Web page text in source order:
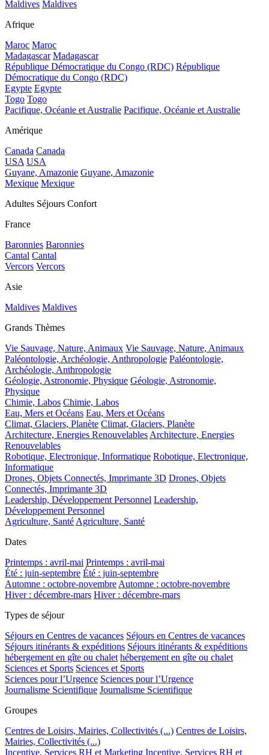
Maldives Maldives
Afrique
Maroc Maroc
Madagascar Madagascar
République Démocratique du Congo (RDC) République
Démocratique du Congo (RDC)
Egypte Egypte
Togo Togo
Pacifique, Océanie et Australie Pacifique, Océanie et Australie
Amérique
Canada Canada
USA USA
Guyane, Amazonie Guyane, Amazonie
Mexique Mexique
Adultes Séjours Confort
France
Baronnies Baronnies
Cantal Cantal
Vercors Vercors
Asie
Maldives Maldives
Grands Thèmes
Vie Sauvage, Nature, Animaux Vie Sauvage, Nature, Animaux
Paléontologie, Archéologie, Anthropologie Paléontologie,
Archéologie, Anthropologie
Géologie, Astronomie, Physique Géologie, Astronomie,
Physique
Chimie, Labos Chimie, Labos
Eau, Mers et Océans Eau, Mers et Océans
Climat, Glaciers, Planète Climat, Glaciers, Planète
Architecture, Energies Renouvelables Architecture, Energies
Renouvelables
Robotique, Electronique, Informatique Robotique, Electronique,
Informatique
Drones, Objets Connectés, Imprimante 3D Drones, Objets
Connectés, Imprimante 3D
Leadership, Développement Personnel Leadership,
Développement Personnel
Agriculture, Santé Agriculture, Santé
Dates
Printemps : avril-mai Printemps : avril-mai
Été : juin-septembre Été : juin-septembre
Automne : octobre-novembre Automne : octobre-novembre
Hiver : décembre-mars Hiver : décembre-mars
Types de séjour
Séjours en Centres de vacances Séjours en Centres de vacances
Séjours itinérants & expéditions Séjours itinérants & expéditions
hébergement en gîte ou chalet hébergement en gîte ou chalet
Sciences et Sports Sciences et Sports
Sciences pour l’Urgence Sciences pour l’Urgence
Journalisme Scientifique Journalisme Scientifique
Groupes
Centres de Loisirs, Mairies, Collectivités (...) Centres de Loisirs,
Mairies, Collectivités (...)
Incentive, Services RH et Marketing Incentive, Services RH et